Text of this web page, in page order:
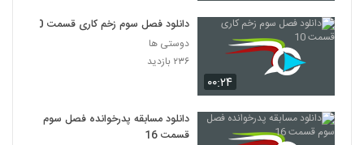
۰۰:۲۴
دانلود فصل سوم زخم کاری قسمت 10
دوستی ها
۲۳۶ بازدید
دانلود مسابقه پدرخوانده فصل سوم
قسمت 16